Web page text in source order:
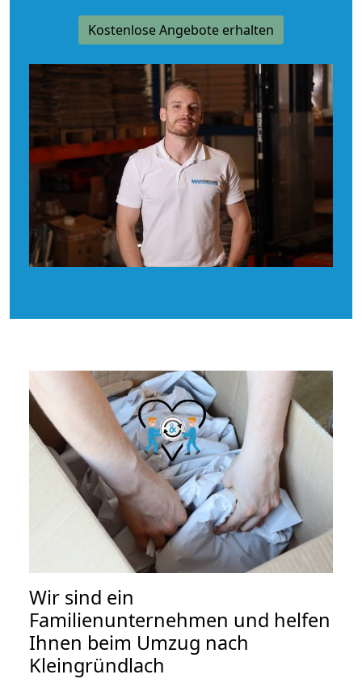
Kostenlose Angebote erhalten
Wir sind ein
Familienunternehmen und helfen
Ihnen beim Umzug nach
Kleingründlach